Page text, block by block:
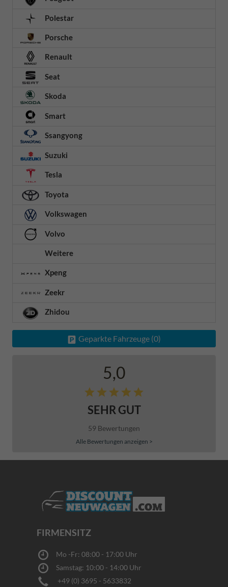
Polestar
Porsche
Renault
Seat
Skoda
Smart
Ssangyong
Suzuki
Tesla
Toyota
Volkswagen
Volvo
Weitere
Xpeng
Zeekr
Zhidou
Geparkte Fahrzeuge (0)
5,0
SEHR GUT
59 Bewertungen
Alle Bewertungen anzeigen >
FIRMENSITZ
Mo -Fr: 08:00 - 17:00 Uhr
Samstag: 10:00 - 14:00 Uhr
+49 (0) 3695 - 5633832